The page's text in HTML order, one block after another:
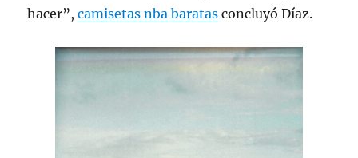
hacer”,camisetas nba baratas concluyó Díaz.